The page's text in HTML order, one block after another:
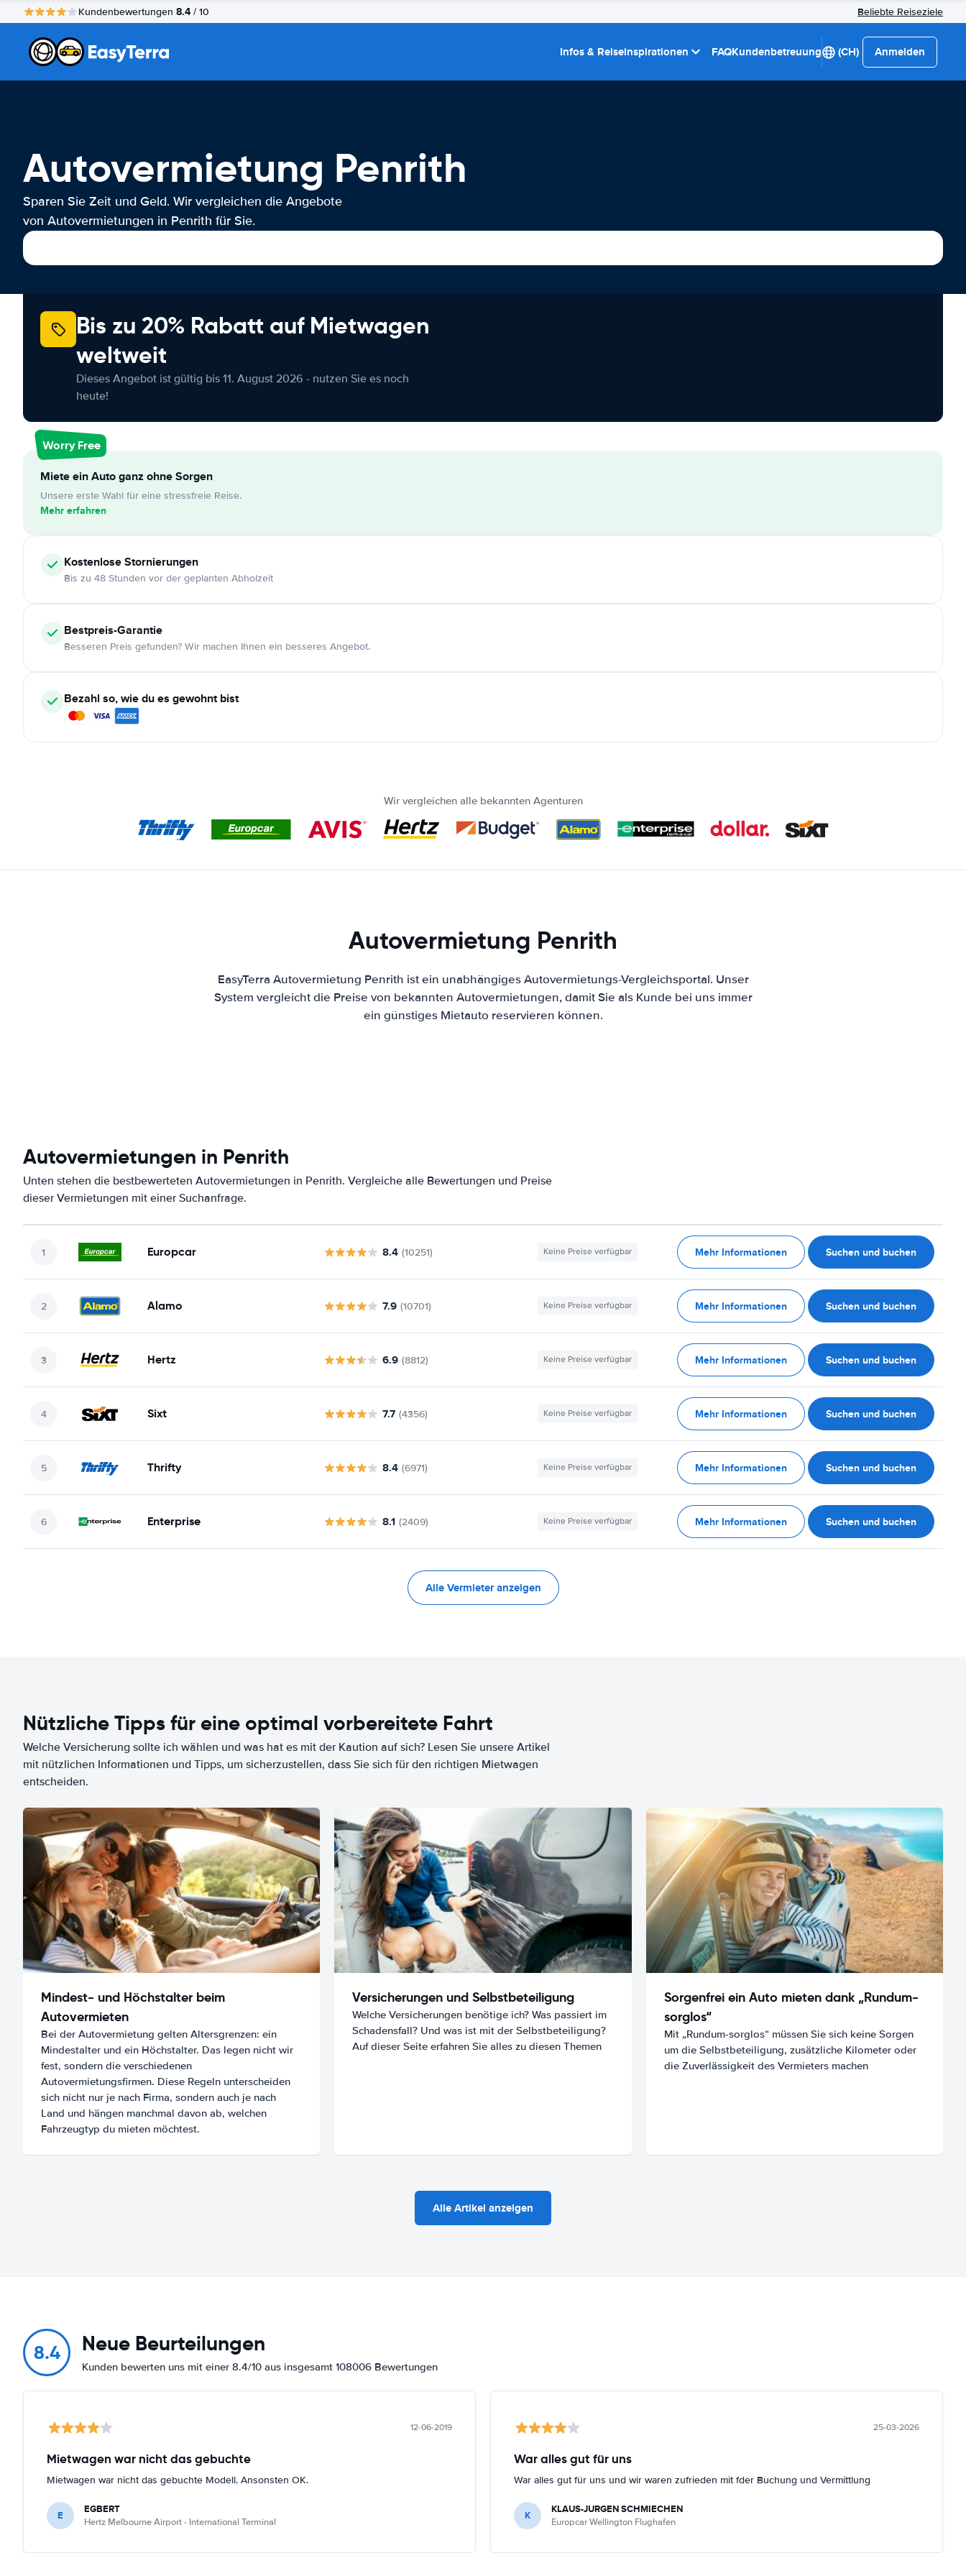
Kundenbewertungen 8.4 / 10 Beliebte Reiseziele
Infos & Reiseinspirationen FAQKundenbetreuung (CH) Anmelden
Autovermietung Penrith
Sparen Sie Zeit und Geld. Wir vergleichen die Angebote
von Autovermietungen in Penrith für Sie.
Bis zu 20% Rabatt auf Mietwagen
weltweit
Dieses Angebot ist gültig bis 11. August 2026 - nutzen Sie es noch
heute!
Worry Free
Miete ein Auto ganz ohne Sorgen
Unsere erste Wahl für eine stressfreie Reise.
Mehr erfahren
KostenloseStornierungen
Bis zu 48 Stunden vor der geplanten Abholzeit
Bestpreis-Garantie
Besseren Preis gefunden? Wir machen Ihnen ein besseres Angebot.
Bezahl so, wie du es gewohnt bist
Wir vergleichen alle bekannten Agenturen
Autovermietung Penrith
EasyTerra Autovermietung Penrith ist ein unabhängiges Autovermietungs-Vergleichsportal. Unser
System vergleicht die Preise von bekannten Autovermietungen, damit Sie als Kunde bei uns immer
ein günstiges Mietauto reservieren können.
Autovermietungen in Penrith
Unten stehen die bestbewerteten Autovermietungen in Penrith. Vergleiche alle Bewertungen und Preise
dieser Vermietungen mit einer Suchanfrage.
Europcar 8.4 (10251) Keine Preise verfügbar Mehr Informationen Suchen und buchen
Alamo 7.9 (10701) Keine Preise verfügbar Mehr Informationen Suchen und buchen
Hertz 6.9 (8812) Keine Preise verfügbar Mehr Informationen Suchen und buchen
Sixt 7.7 (4356) Keine Preise verfügbar Mehr Informationen Suchen und buchen
Thrifty 8.4 (6971) Keine Preise verfügbar Mehr Informationen Suchen und buchen
Enterprise 8.1 (2409) Keine Preise verfügbar Mehr Informationen Suchen und buchen
Alle Vermieter anzeigen
Nützliche Tipps für eine optimal vorbereitete Fahrt
Welche Versicherung sollte ich wählen und was hat es mit der Kaution auf sich? Lesen Sie unsere Artikel
mit nützlichen Informationen und Tipps, um sicherzustellen, dass Sie sich für den richtigen Mietwagen
entscheiden.
Mindest- und Höchstalter beim
Autovermieten
Bei der Autovermietung gelten Altersgrenzen: ein
Mindestalter und ein Höchstalter. Das legen nicht wir
fest, sondern die verschiedenen
Autovermietungsfirmen. Diese Regeln unterscheiden
sich nicht nur je nach Firma, sondern auch je nach
Land und hängen manchmal davon ab, welchen
Fahrzeugtyp du mieten möchtest.
Versicherungen und Selbstbeteiligung
Welche Versicherungen benötige ich? Was passiert im
Schadensfall? Und was ist mit der Selbstbeteiligung?
Auf dieser Seite erfahren Sie alles zu diesen Themen
Sorgenfrei ein Auto mieten dank „Rundum-
sorglos“
Mit „Rundum-sorglos“ müssen Sie sich keine Sorgen
um die Selbstbeteiligung, zusätzliche Kilometer oder
die Zuverlässigkeit des Vermieters machen
Alle Artikel anzeigen
8.4 Neue Beurteilungen
Kunden bewerten uns mit einer 8.4/10 aus insgesamt 108006 Bewertungen
12-06-2019
Mietwagen war nicht das gebuchte
Mietwagen war nicht das gebuchte Modell. Ansonsten OK.
E EGBERT
Hertz Melbourne Airport - International Terminal
25-03-2026
War alles gut für uns
War alles gut für uns und wir waren zufrieden mit fder Buchung und Vermittlung
K KLAUS-JURGEN SCHMIECHEN
Europcar Wellington Flughafen